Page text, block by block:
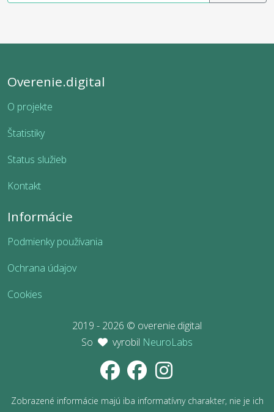
Overenie.digital
O projekte
Štatistiky
Status služieb
Kontakt
Informácie
Podmienky používania
Ochrana údajov
Cookies
2019 - 2026 © overenie.digital
So
vyrobil NeuroLabs
Zobrazené informácie majú iba informatívny charakter, nie je ich